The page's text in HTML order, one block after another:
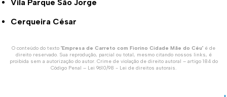
Vila Parque São Jorge
Cerqueira César
O conteúdo do texto "Empresa de Carreto com Fiorino Cidade Mãe do Céu" é de
direito reservado. Sua reprodução, parcial ou total, mesmo citando nossos links, é
proibida sem a autorização do autor. Crime de violação de direito autoral – artigo 184 do
Código Penal – Lei 9610/98 - Lei de direitos autorais.